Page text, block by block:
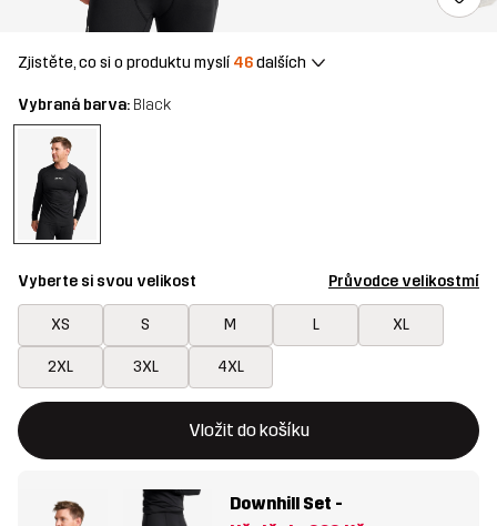
Zjistěte, co si o produktu myslí 46dalších
Vybraná barva: Black
Vyberte si svou velikost Průvodce velikostmí
XS S M L XL
2XL 3XL 4XL
Vložit do košíku
Toto tlačítko otevře modální potvrzení nové položky v
{{size}} není k dispozici
Downhill Set -